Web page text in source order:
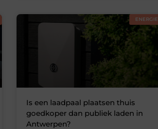
ENERGIE
Is een laadpaal plaatsen thuis
goedkoper dan publiek laden in
Antwerpen?